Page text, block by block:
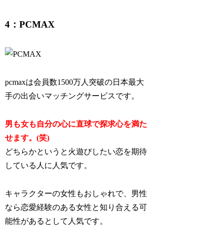
4：PCMAX
pcmaxは会員数1500万人突破の日本最大
手の出会いマッチングサービスです。
男も女も自分の心に直球で探求心を満た
せます。(笑)
どちらかというと火遊びしたい恋を期待
している人に人気です。
キャラクターの女性もおしゃれで、男性
なら恋愛経験のある女性と知り合える可
能性があるとして人気です。